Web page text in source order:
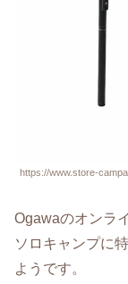
https://www.store-
Ogawaのオンラ
ソロキャンプに
ようです。